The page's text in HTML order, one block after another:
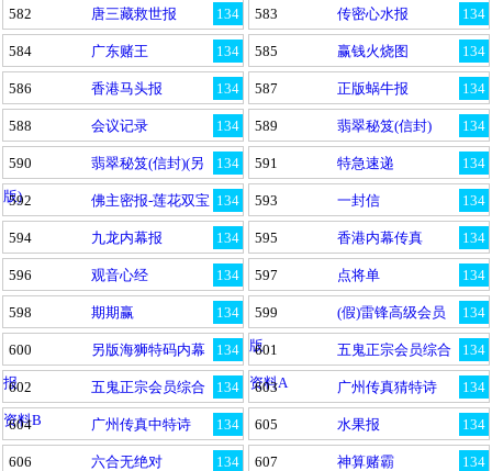
134
582 唐三藏救世报 134
583 传密心水报
134
584 广东赌王 134
585 赢钱火烧图
134
586 香港马头报 134
587 正版蜗牛报
134
588 会议记录 134
589 翡翠秘笈(信封)
134
590
翡翠秘笈(信封)(另
版)
134
591 特急速递
134
592 佛主密报-莲花双宝 134
593 一封信
134
594 九龙内幕报 134
595 香港内幕传真
134
596 观音心经 134
597 点将单
134
598 期期赢 134
599
(假)雷锋高级会员
版
134
600
另版海狮特码内幕
报
134
601
五鬼正宗会员综合
资料A
134
602
五鬼正宗会员综合
资料B
134
603 广州传真猜特诗
134
604 广州传真中特诗 134
605 水果报
134
606 六合无绝对 134
607 神算赌霸